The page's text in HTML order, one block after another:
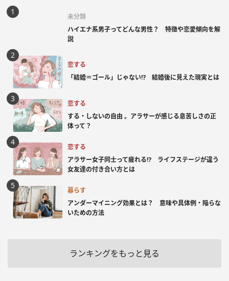
未分類
ハイエナ系男子ってどんな男性？ 特徴や恋愛傾向を解
説
恋する
「結婚＝ゴール」じゃない⁉ 結婚後に見えた現実とは
恋する
する・しないの自由 。アラサーが感じる息苦しさの正
体って？
恋する
アラサー女子同士って疲れる⁉ ライフステージが違う
女友達の付き合い方とは
暮らす
アンダーマイニング効果とは？ 意味や具体例・陥らな
いための方法
ランキングをもっと見る